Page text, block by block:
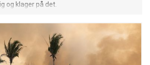
og klager på det.